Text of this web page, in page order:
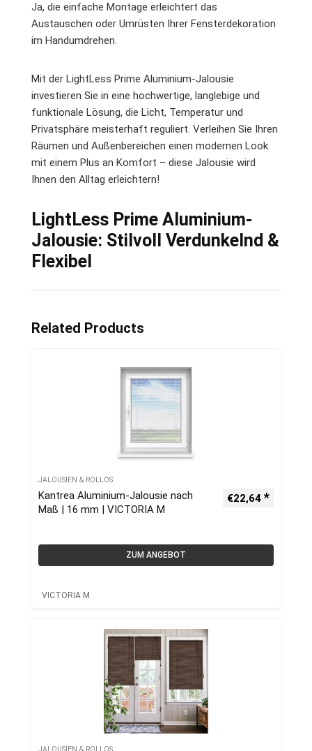
Ja, die einfache Montage erleichtert das
Austauschen oder Umrüsten Ihrer Fensterdekoration
im Handumdrehen.
Mit der LightLess Prime Aluminium-Jalousie
investieren Sie in eine hochwertige, langlebige und
funktionale Lösung, die Licht, Temperatur und
Privatsphäre meisterhaft reguliert. Verleihen Sie Ihren
Räumen und Außenbereichen einen modernen Look
mit einem Plus an Komfort – diese Jalousie wird
Ihnen den Alltag erleichtern!
LightLess Prime Aluminium-
Jalousie: Stilvoll Verdunkelnd &
Flexibel
Related Products
JALOUSIEN & ROLLOS
Kantrea Aluminium-Jalousie nach
Maß | 16 mm | VICTORIA M
€22,64
ZUM ANGEBOT
VICTORIA M